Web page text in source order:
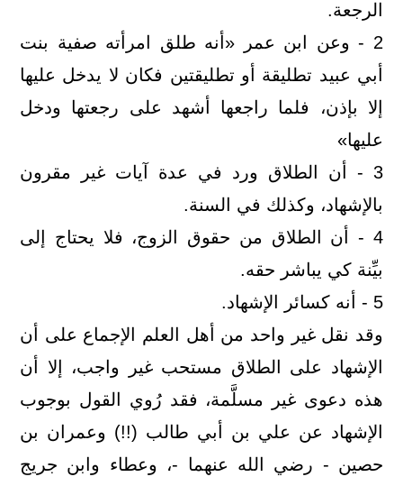
الرجعة.
2 - وعن ابن عمر «أنه طلق امرأته صفية بنت
أبي عبيد تطليقة أو تطليقتين فكان لا يدخل عليها
إلا بإذن، فلما راجعها أشهد على رجعتها ودخل
عليها»
3 - أن الطلاق ورد في عدة آيات غير مقرون
بالإشهاد، وكذلك في السنة.
4 - أن الطلاق من حقوق الزوج، فلا يحتاج إلى
بيِّنة كي يباشر حقه.
5 - أنه كسائر الإشهاد.
وقد نقل غير واحد من أهل العلم الإجماع على أن
الإشهاد على الطلاق مستحب غير واجب، إلا أن
هذه دعوى غير مسلَّمة، فقد رُوي القول بوجوب
الإشهاد عن علي بن أبي طالب (!!) وعمران بن
حصين - رضي الله عنهما -، وعطاء وابن جريج